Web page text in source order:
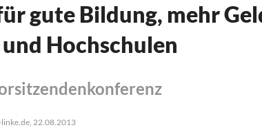
gute Bildung, mehr
Hochschulen
22.08.2013